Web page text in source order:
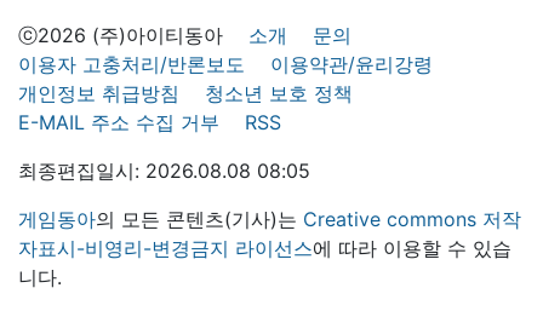
ⓒ2026 (주)아이티동아 소개
문의
이용자 고충처리/반론보도
이용약관/윤리강령
개인정보 취급방침
청소년 보호 정책
E-MAIL 주소 수집 거부
RSS
최종편집일시: 2026.08.08 08:05
게임동아의 모든 콘텐츠(기사)는 Creative commons 저작
자표시-비영리-변경금지 라이선스에 따라 이용할 수 있습
니다.